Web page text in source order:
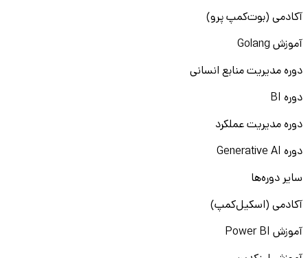
آکادمی (بوت‌کمپ پرو)
آموزش Golang
دوره مدیریت منابع انسانی
دوره BI
دوره مدیریت عملکرد
دوره Generative AI
سایر دوره‌ها
آکادمی (اسکیل‌کمپ)
آموزش Power BI